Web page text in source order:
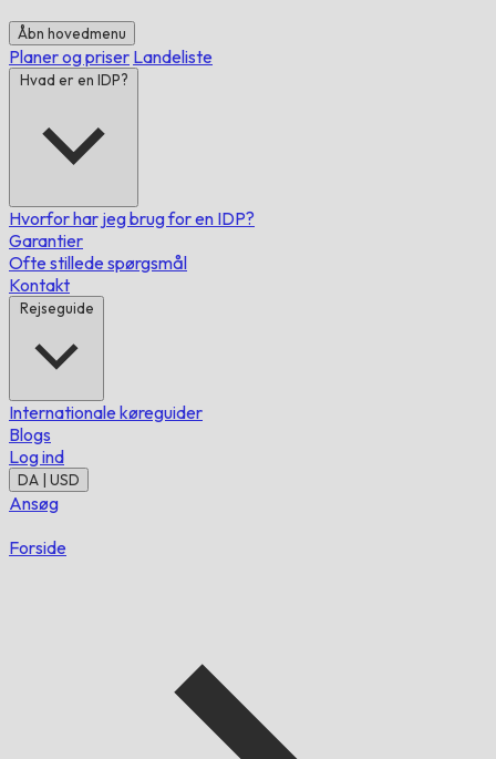
Åbn hovedmenu
Planer og priser Landeliste
Hvad er en IDP?
Hvorfor har jeg brug for en IDP?
Garantier
Ofte stillede spørgsmål
Kontakt
Rejseguide
Internationale køreguider
Blogs
Log ind
DA | USD
Ansøg
Forside